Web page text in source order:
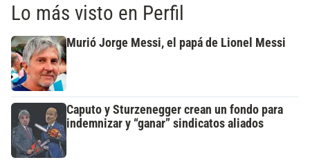
Lo más visto en Perfil
Murió Jorge Messi, el papá de Lionel Messi
Caputo y Sturzenegger crean un fondo para
indemnizar y “ganar” sindicatos aliados